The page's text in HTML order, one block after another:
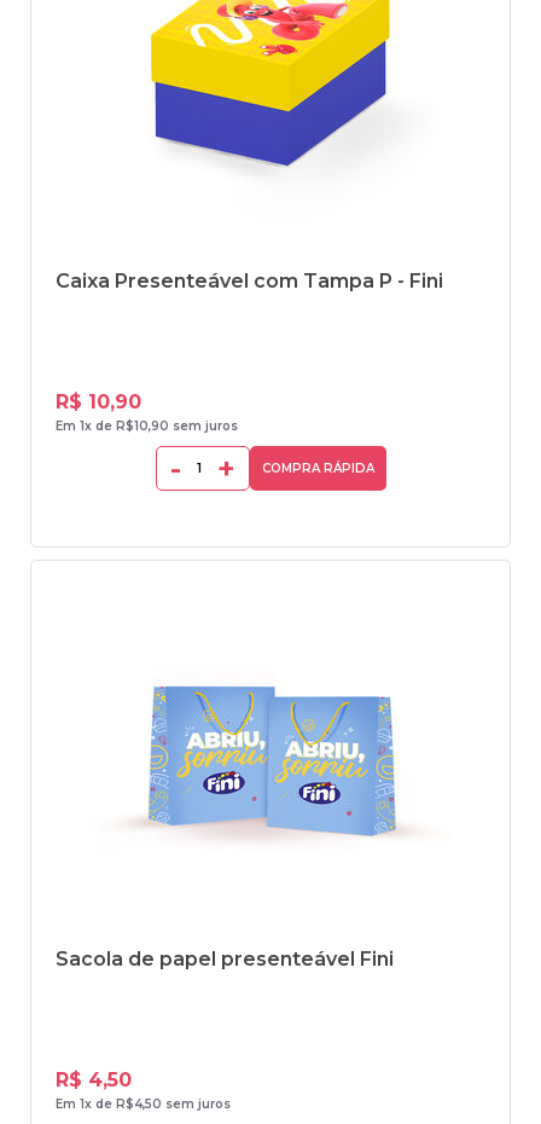
Caixa Presenteável com Tampa P - Fini
R$ 10,90
Em 1x de R$10,90 sem juros
- + COMPRA RÁPIDA
Sacola de papel presenteável Fini
R$ 4,50
Em 1x de R$4,50 sem juros